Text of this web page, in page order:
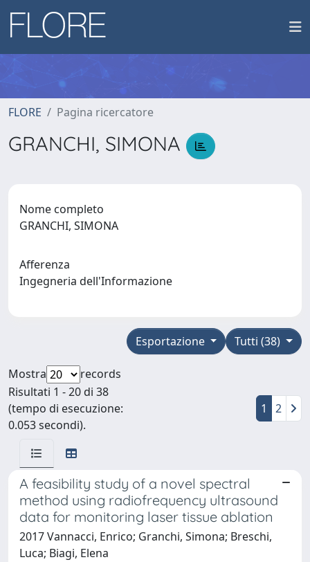
FLORE Pagina ricercatore
GRANCHI, SIMONA
Nome completo
GRANCHI, SIMONA
Afferenza
Ingegneria dell'Informazione
Tutti (38)
Esportazione
Mostra
records
Risultati 1 - 20 di 38
(tempo di esecuzione:
0.053 secondi).
1 2
A feasibility study of a novel spectral
method using radiofrequency ultrasound
data for monitoring laser tissue ablation
2017 Vannacci, Enrico; Granchi, Simona; Breschi,
Luca; Biagi, Elena